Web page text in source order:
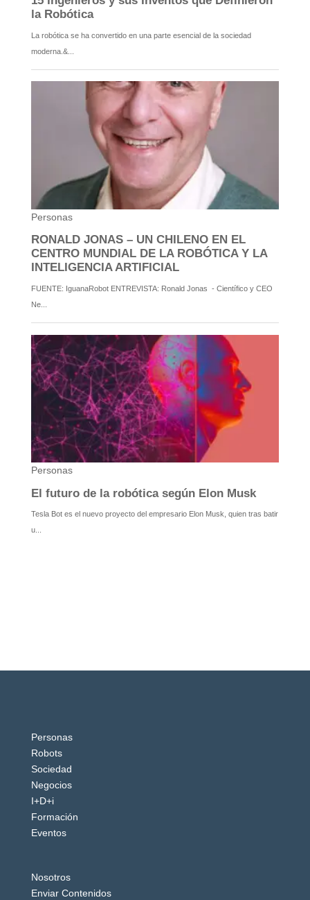
Personas
Robots
Sociedad
Negocios
I+D+i
Formación
Eventos
Nosotros
Enviar Contenidos